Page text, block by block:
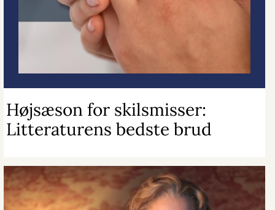
Højsæson for skilsmisser:
Litteraturens bedste brud